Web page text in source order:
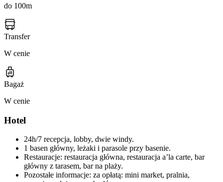
do 100m
Transfer
W cenie
Bagaż
W cenie
Hotel
24h/7 recepcja, lobby, dwie windy.
1 basen główny, leżaki i parasole przy basenie.
Restauracje: restauracja główna, restauracja a’la carte, bar
główny z tarasem, bar na plaży.
Pozostałe informacje: za opłatą: mini market, pralnia,